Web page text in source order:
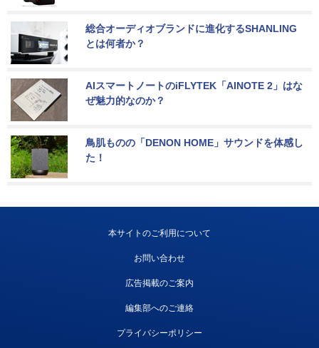
総合オーディオブランドに進化するSHANLING
とは何者か？
AIスマートノートのiFLYTEK「AINOTE 2」はな
ぜ魅力的なのか？
鳥肌ものの「DENON HOME」サウンドを体感し
た！
本サイトのご利用について
お問い合わせ
広告掲載のご案内
編集部へのご連絡
プライバシーポリシー